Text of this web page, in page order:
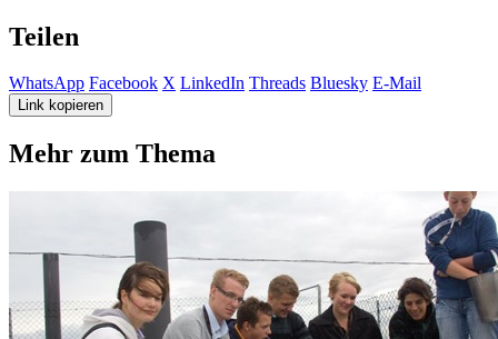
Teilen
WhatsApp Facebook X LinkedIn Threads Bluesky E-Mail
Link kopieren
Mehr zum Thema